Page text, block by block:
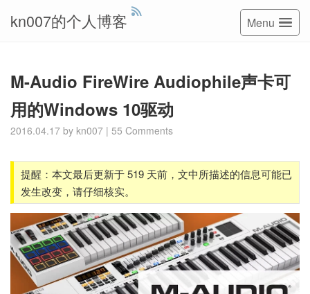
kn007的个人博客 Menu
M-Audio FireWire Audiophile声卡可
用的Windows 10驱动
2016.04.17 by kn007 | 55 Comments
提醒：本文最后更新于 519 天前，文中所描述的信息可能已
发生改变，请仔细核实。